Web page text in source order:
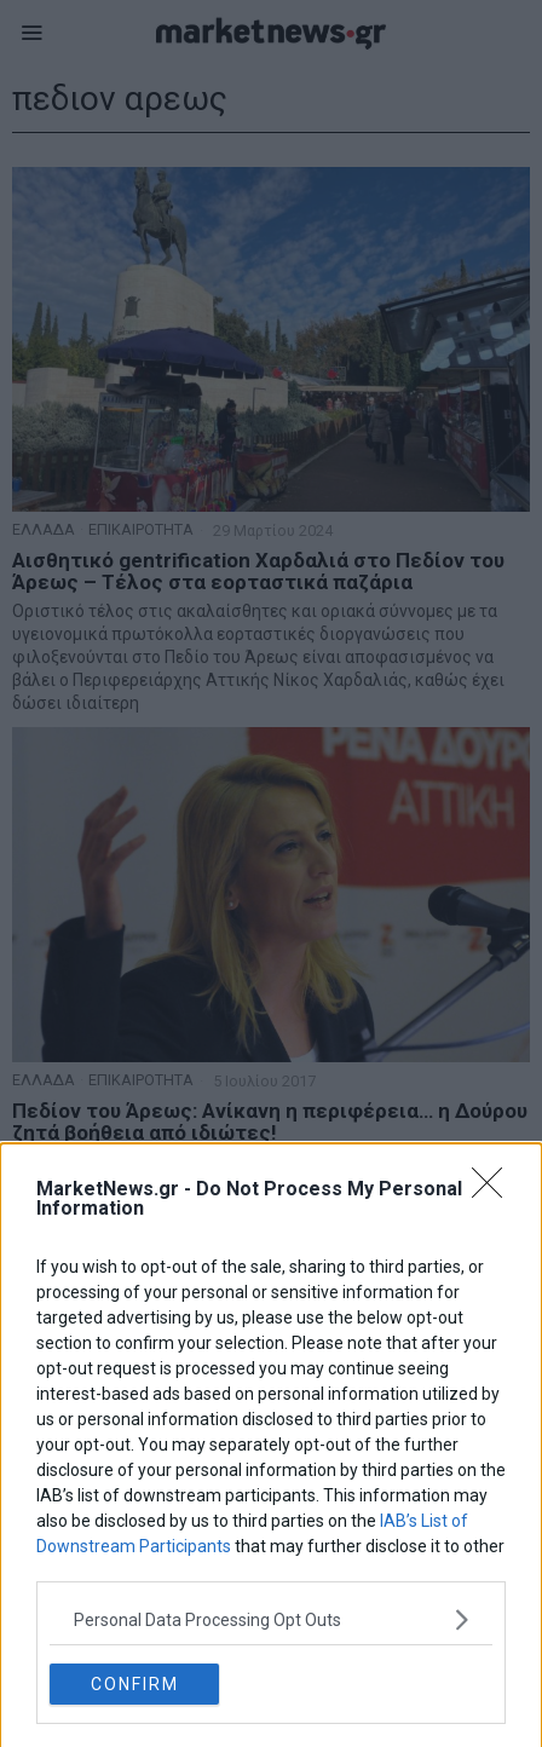
MarketNews.gr - Do Not Process My Personal
Information
If you wish to opt-out of the sale, sharing to third parties, or
processing of your personal or sensitive information for
targeted advertising by us, please use the below opt-out
section to confirm your selection. Please note that after your
opt-out request is processed you may continue seeing
interest-based ads based on personal information utilized by
us or personal information disclosed to third parties prior to
your opt-out. You may separately opt-out of the further
disclosure of your personal information by third parties on the
IAB’s list of downstream participants. This information may
also be disclosed by us to third parties on the IAB’s List of
Downstream Participants that may further disclose it to other
Personal Data Processing Opt Outs
CONFIRM
πεδιον αρεως
ΕΛΛΑΔΑ ΕΠΙΚΑΙΡΟΤΗΤΑ 29 Μαρτίου 2024
Αισθητικό gentrification Χαρδαλιά στο Πεδίον του
Άρεως – Τέλος στα εορταστικά παζάρια
Οριστικό τέλος στις ακαλαίσθητες και οριακά σύννομες με τα
υγειονομικά πρωτόκολλα εορταστικές διοργανώσεις που
φιλοξενούνται στο Πεδίο του Άρεως είναι αποφασισμένος να
βάλει ο Περιφερειάρχης Αττικής Νίκος Χαρδαλιάς, καθώς έχει
δώσει ιδιαίτερη
ΕΛΛΑΔΑ ΕΠΙΚΑΙΡΟΤΗΤΑ 5 Ιουλίου 2017
Πεδίον του Άρεως: Ανίκανη η περιφέρεια… η Δούρου
ζητά βοήθεια από ιδιώτες!
Ρ. Δούρου φαίνεται πως αποφάσισε να αναλάβει ευθύνες για να
αντιστρέψει την κατάσταση στο Πεδίον
ΑΡΘΡΟΓΡΑΦΟΙ